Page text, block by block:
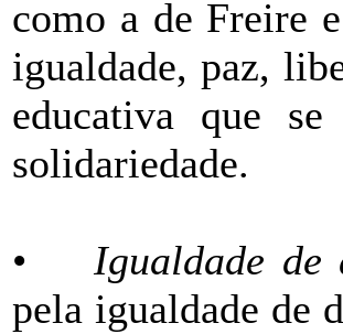
como a de Freire
igualdade, paz,
educativa que
solidariedade.
•Igualdade de
pela igualdade de